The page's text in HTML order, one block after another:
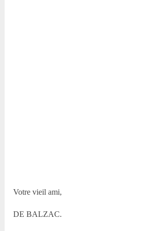
Votre vieil ami,
DE BALZAC.